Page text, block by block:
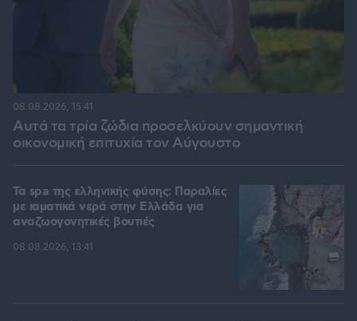
Αυτά τα τρία ζώδια προσελκύουν σημαντική
οικονομική επιτυχία τον Αύγουστο
08.08.2026, 15:41
Τα spa της ελληνικής φύσης: Παραλίες
με ιαματικά νερά στην Ελλάδα για
αναζωογονητικές βουτιές
08.08.2026, 13:41